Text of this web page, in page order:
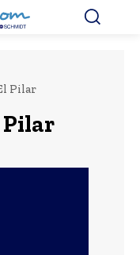
Pilar
Pilar